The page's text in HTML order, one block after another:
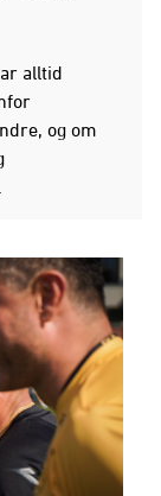
alltid
og om